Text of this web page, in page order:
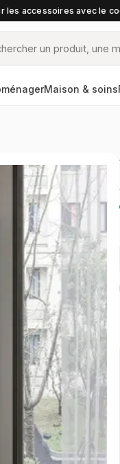
accessoires avec le
Maison & soins